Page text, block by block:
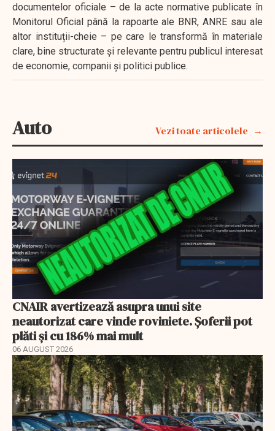
documentelor oficiale – de la acte normative publicate în
Monitorul Oficial până la rapoarte ale BNR, ANRE sau ale
altor instituții-cheie – pe care le transformă în materiale
clare, bine structurate și relevante pentru publicul interesat
de economie, companii și politici publice.
Auto Vezi toate articolele
CNAIR avertizează asupra unui site
neautorizat care vinde roviniete. Șoferii pot
plăti și cu 186% mai mult
06 AUGUST 2026